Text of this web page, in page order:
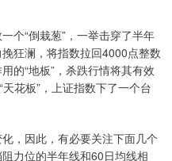
“倒栽葱”，一举击穿了半年
狂澜，将指数拉回4000点整数
的“地板”，杀跌行情将其有效
花板”，上证指数下了一个台
，因此，有必要关注下面几个
力位的半年线和60日均线相